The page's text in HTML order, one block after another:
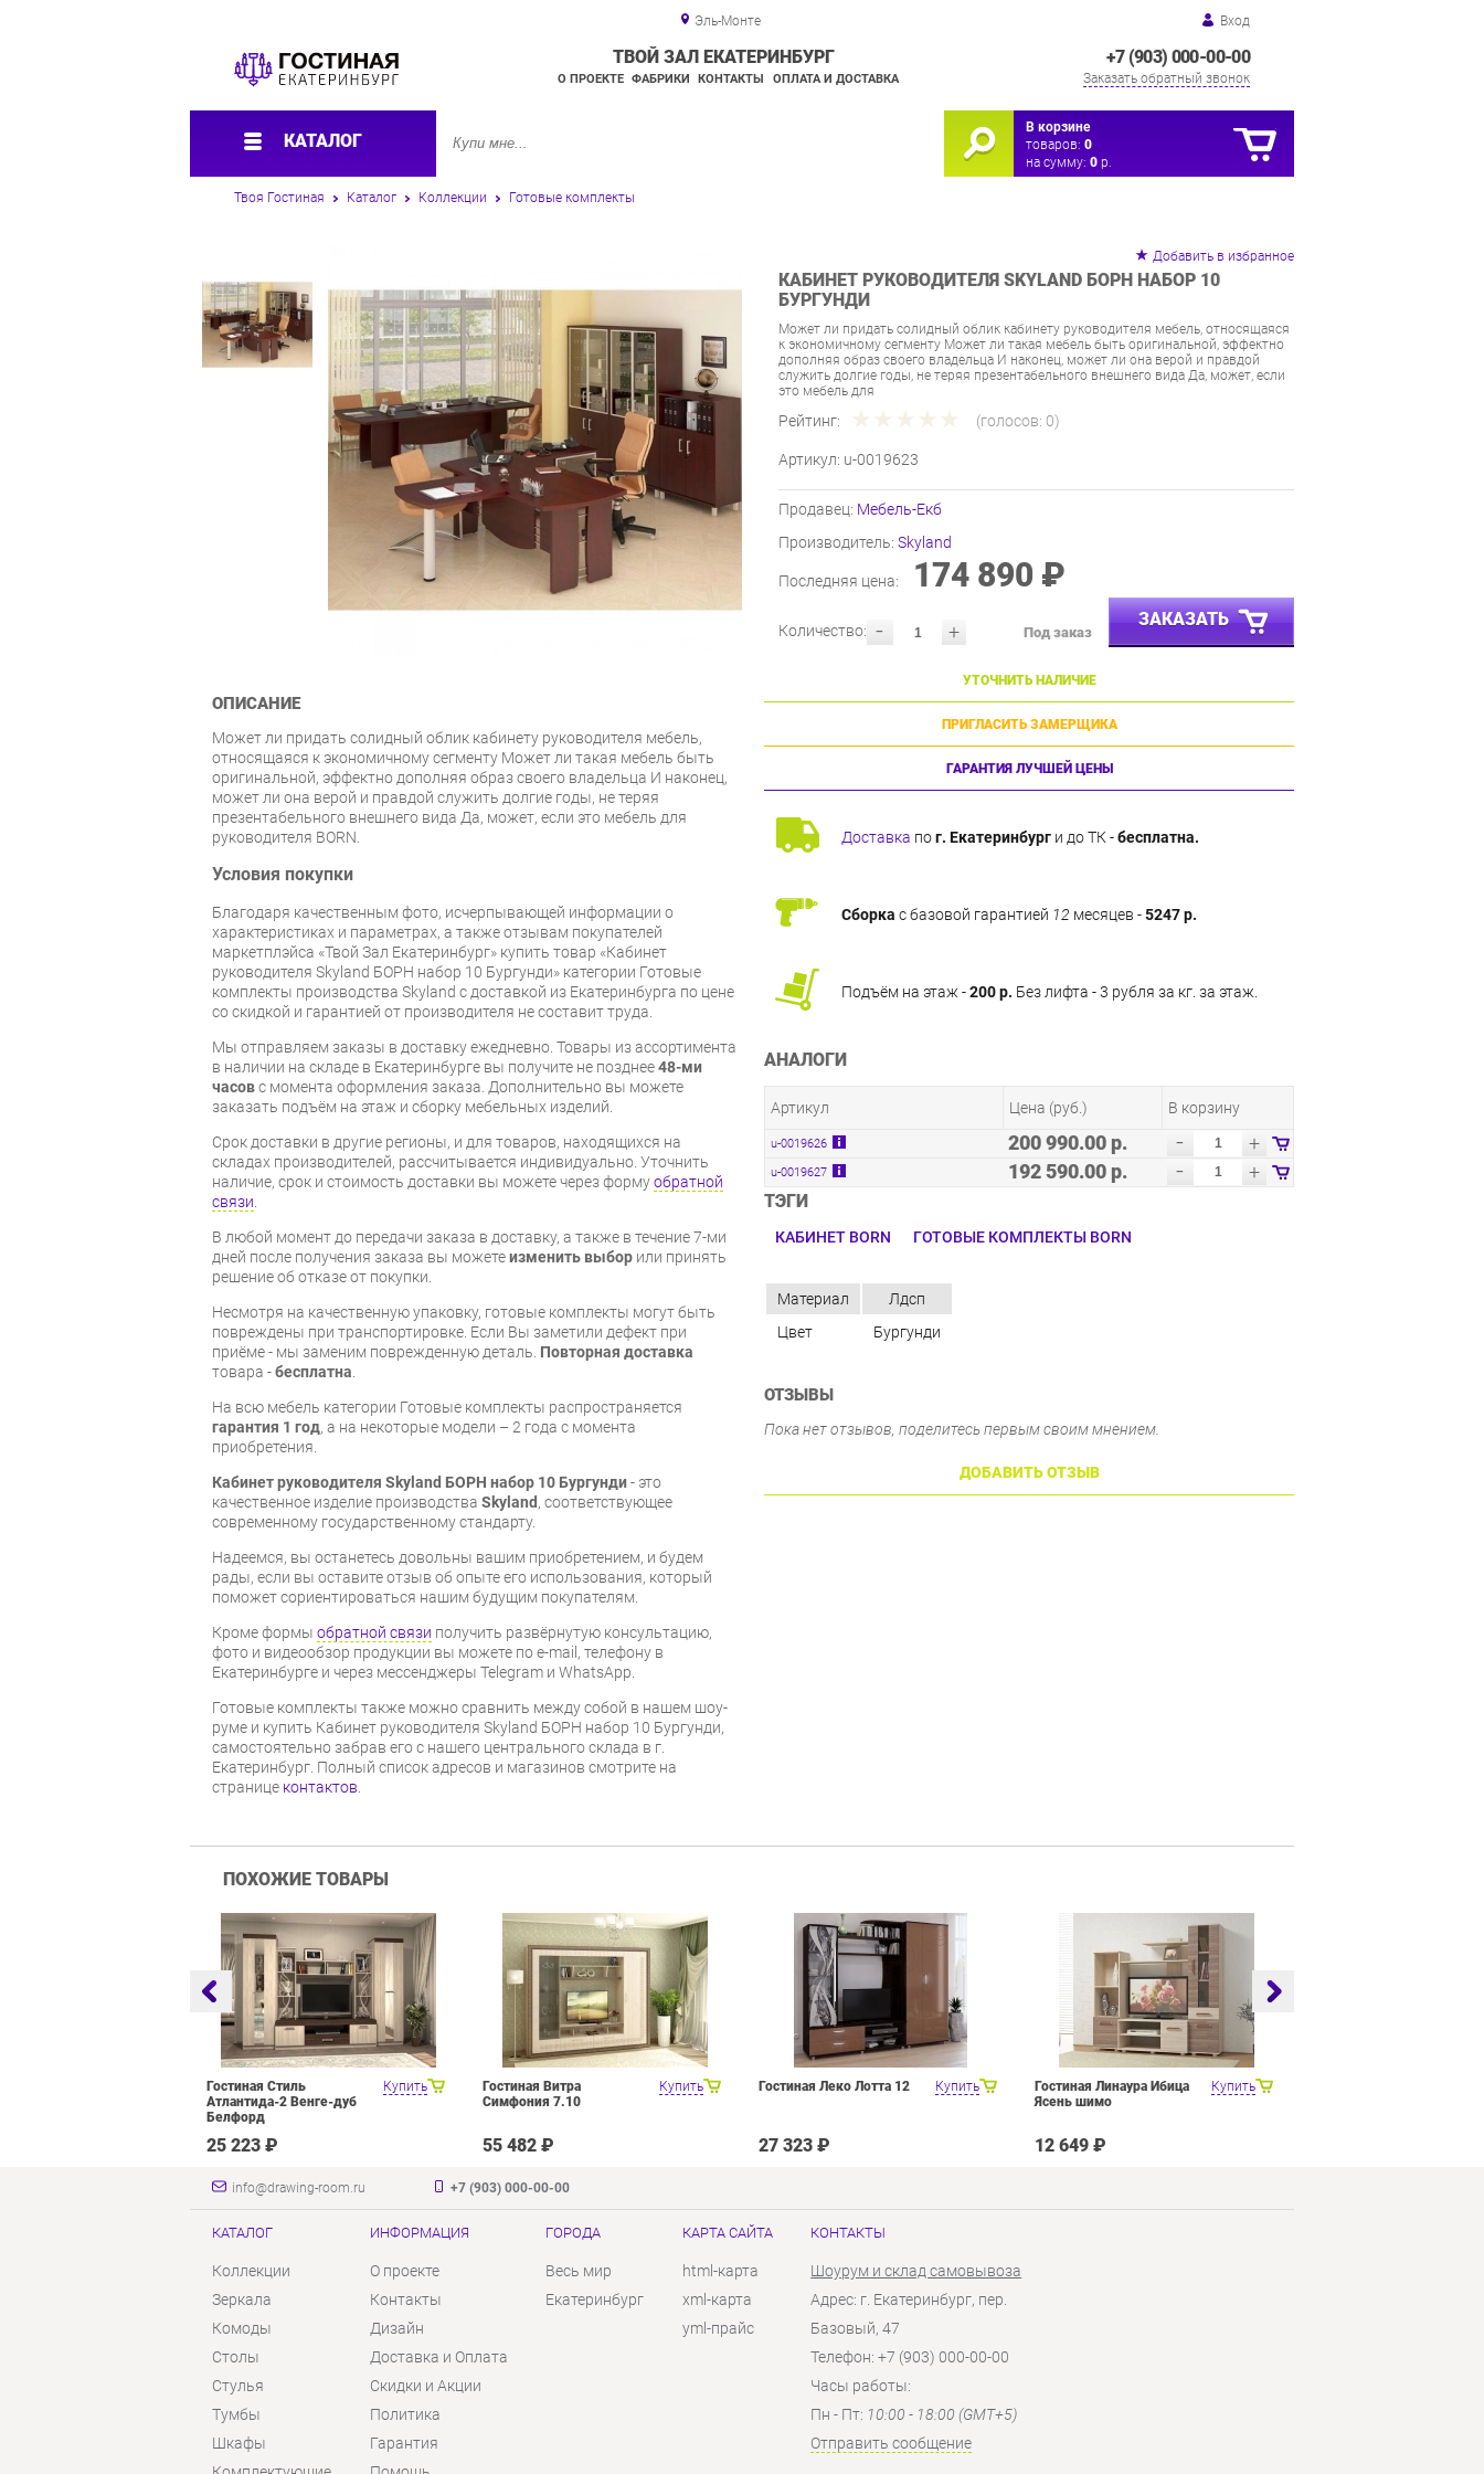
Эль-Монте Вход
+7 (903) 000-00-00
Заказать обратный звонок
ТВОЙ ЗАЛ ЕКАТЕРИНБУРГ
О ПРОЕКТЕ ФАБРИКИ КОНТАКТЫ ОПЛАТА И ДОСТАВКА
КАТАЛОГ
В корзине
товаров: 0
на сумму: 0 р.
Твоя Гостиная Каталог Коллекции Готовые комплекты
Добавить в избранное
КАБИНЕТ РУКОВОДИТЕЛЯ SKYLAND БОРН НАБОР 10
БУРГУНДИ
Может ли придать солидный облик кабинету руководителя мебель, относящаяся
к экономичному сегменту Может ли такая мебель быть оригинальной, эффектно
дополняя образ своего владельца И наконец, может ли она верой и правдой
служить долгие годы, не теряя презентабельного внешнего вида Да, может, если
это мебель для
Рейтинг: (голосов: 0)
Артикул: u-0019623
Продавец: Мебель-Екб
Производитель: Skyland
Последняя цена: 174 890 ₽
- +
Количество: Под заказ
ЗАКАЗАТЬ
УТОЧНИТЬ НАЛИЧИЕ
ПРИГЛАСИТЬ ЗАМЕРЩИКА
ГАРАНТИЯ ЛУЧШЕЙ ЦЕНЫ
Доставка пог. Екатеринбург и до ТК -бесплатна.
Сборка с базовой гарантией 12 месяцев -5247 р.
Подъём на этаж -200 р. Без лифта - 3 рубля за кг. за этаж.
АНАЛОГИ
Артикул Цена (руб.) В корзину
u-0019626 200 990.00 р. - +
u-0019627 192 590.00 р. - +
ТЭГИ
КАБИНЕТ BORN ГОТОВЫЕ КОМПЛЕКТЫ BORN
ОПИСАНИЕ
Может ли придать солидный облик кабинету руководителя мебель,
относящаяся к экономичному сегменту Может ли такая мебель быть
оригинальной, эффектно дополняя образ своего владельца И наконец,
может ли она верой и правдой служить долгие годы, не теряя
презентабельного внешнего вида Да, может, если это мебель для
руководителя BORN.
Условия покупки
Благодаря качественным фото, исчерпывающей информации о
характеристиках и параметрах, а также отзывам покупателей
маркетплэйса «Твой Зал Екатеринбург» купить товар «Кабинет
руководителя Skyland БОРН набор 10 Бургунди» категории Готовые
комплекты производства Skyland с доставкой из Екатеринбурга по цене
со скидкой и гарантией от производителя не составит труда.
Мы отправляем заказы в доставку ежедневно. Товары из ассортимента
в наличии на складе в Екатеринбурге вы получите не позднее48-ми
часовс момента оформления заказа. Дополнительно вы можете
заказать подъём на этаж и сборку мебельных изделий.
Срок доставки в другие регионы, и для товаров, находящихся на
складах производителей, рассчитывается индивидуально. Уточнить
наличие, срок и стоимость доставки вы можете через формуобратной
связи.
В любой момент до передачи заказа в доставку, а также в течение 7-ми
дней после получения заказа вы можетеизменить выбор или принять
решение об отказе от покупки.
Несмотря на качественную упаковку, готовые комплекты могут быть
повреждены при транспортировке. Если Вы заметили дефект при
приёме - мы заменим поврежденную деталь. Повторная доставка
товара -бесплатна.
На всю мебель категории Готовые комплекты распространяется
гарантия 1 год, а на некоторые модели – 2 года с момента
приобретения.
Кабинет руководителя Skyland БОРН набор 10 Бургунди- это
качественное изделие производства Skyland, соответствующее
современному государственному стандарту.
Надеемся, вы останетесь довольны вашим приобретением, и будем
рады, если вы оставите отзыв об опыте его использования, который
поможет сориентироваться нашим будущим покупателям.
Кроме формы обратной связи получить развёрнутую консультацию,
фото и видеообзор продукции вы можете по e-mail, телефону в
Екатеринбурге и через мессенджеры Telegram и WhatsApp.
Готовые комплекты также можно сравнить между собой в нашем шоу-
руме и купить Кабинет руководителя Skyland БОРН набор 10 Бургунди,
самостоятельно забрав его с нашего центрального склада в г.
Екатеринбург. Полный список адресов и магазинов смотрите на
странице контактов.
Материал
Лдсп
Цвет
Бургунди
ОТЗЫВЫ
Пока нет отзывов, поделитесь первым своим мнением.
ДОБАВИТЬ ОТЗЫВ
ПОХОЖИЕ ТОВАРЫ
Купить
Гостиная Стиль
Атлантида-2 Венге-дуб
Белфорд
25 223 ₽
Купить
Гостиная Витра
Симфония 7.10
55 482 ₽
Купить
Гостиная Леко Лотта 12
27 323 ₽
Купить
Гостиная Линаура Ибица
Ясень шимо
12 649 ₽
info@drawing-room.ru +7 (903) 000-00-00
КАТАЛОГ
Коллекции
Зеркала
Комоды
Столы
Стулья
Тумбы
Шкафы
ИНФОРМАЦИЯ
О проекте
Контакты
Дизайн
Доставка и Оплата
Скидки и Акции
Политика
Гарантия
ГОРОДА
Весь мир
Екатеринбург
КАРТА САЙТА
html-карта
xml-карта
yml-прайс
КОНТАКТЫ
Шоурум и склад самовывоза
Адрес: г. Екатеринбург, пер.
Базовый, 47
Телефон: +7 (903) 000-00-00
Часы работы:
Пн - Пт: 10:00 - 18:00 (GMT+5)
Отправить сообщение